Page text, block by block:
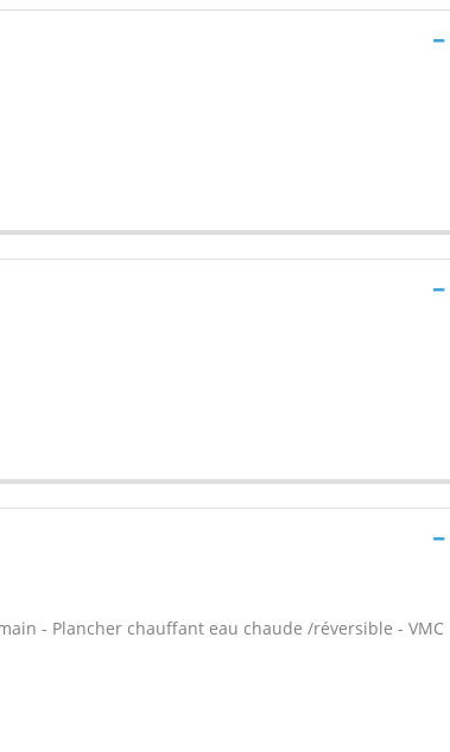
- Plancher chauffant eau chaude /réversible - VMC